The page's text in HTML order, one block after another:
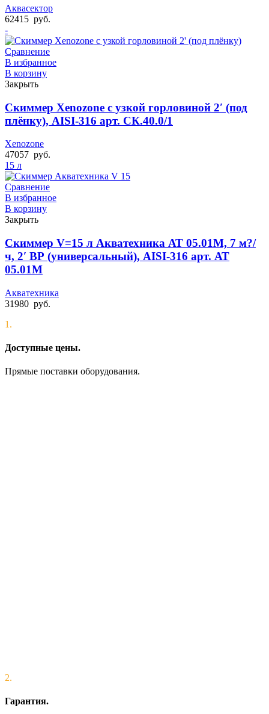
Аквасектор
62415 руб.
-
Сравнение
В избранное
В корзину
Закрыть
Скиммер Xenozone с узкой горловиной 2′ (под
плёнку), AISI-316 арт. СК.40.0/1
Xenozone
47057 руб.
15 л
Сравнение
В избранное
В корзину
Закрыть
Скиммер V=15 л Акватехника АТ 05.01M, 7 м?/
ч, 2′ ВР (универсальный), AISI-316 арт. АТ
05.01M
Акватехника
31980 руб.
1.
Доступные цены.
Прямые поставки оборудования.
2.
Гарантия.